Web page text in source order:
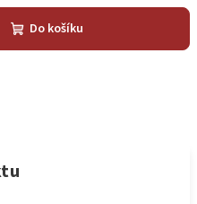
Do košíku